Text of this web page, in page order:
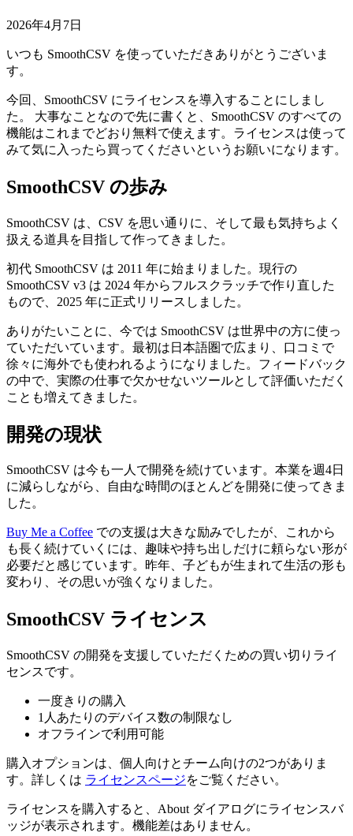
2026年4月7日
いつも SmoothCSV を使っていただきありがとうございま
す。
今回、SmoothCSV にライセンスを導入することにしまし
た。 大事なことなので先に書くと、SmoothCSV のすべての
機能はこれまでどおり無料で使えます。ライセンスは使って
みて気に入ったら買ってくださいというお願いになります。
SmoothCSV の歩み
SmoothCSV は、CSV を思い通りに、そして最も気持ちよく
扱える道具を目指して作ってきました。
初代 SmoothCSV は 2011 年に始まりました。現行の
SmoothCSV v3 は 2024 年からフルスクラッチで作り直した
もので、2025 年に正式リリースしました。
ありがたいことに、今では SmoothCSV は世界中の方に使っ
ていただいています。最初は日本語圏で広まり、口コミで
徐々に海外でも使われるようになりました。フィードバック
の中で、実際の仕事で欠かせないツールとして評価いただく
ことも増えてきました。
開発の現状
SmoothCSV は今も一人で開発を続けています。本業を週4日
に減らしながら、自由な時間のほとんどを開発に使ってきま
した。
Buy Me a Coffee での支援は大きな励みでしたが、これから
も長く続けていくには、趣味や持ち出しだけに頼らない形が
必要だと感じています。昨年、子どもが生まれて生活の形も
変わり、その思いが強くなりました。
SmoothCSV ライセンス
SmoothCSV の開発を支援していただくための買い切りライ
センスです。
一度きりの購入
1人あたりのデバイス数の制限なし
オフラインで利用可能
購入オプションは、個人向けとチーム向けの2つがありま
す。詳しくは ライセンスページをご覧ください。
ライセンスを購入すると、About ダイアログにライセンスバ
ッジが表示されます。機能差はありません。